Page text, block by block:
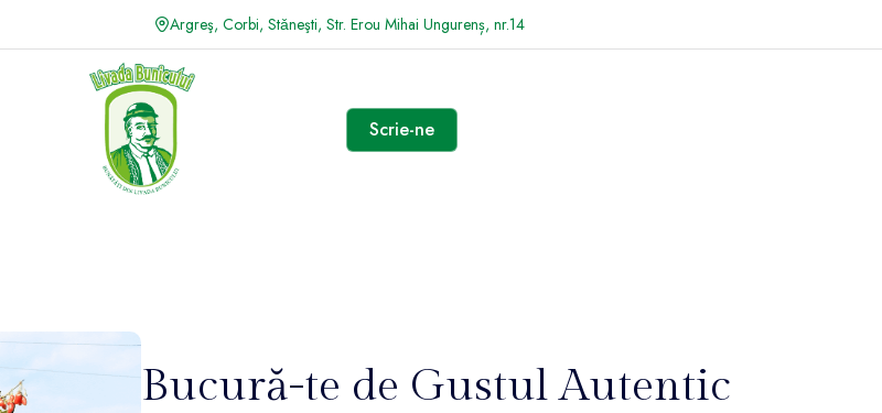
Argreş, Corbi, Stǎneşti, Str. Erou Mihai Ungurenș, nr.14
Scrie-ne
Bucură-te de Gustul Autentic